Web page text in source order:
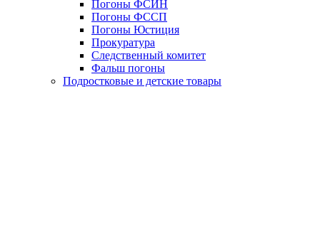
Погоны ФСИН
Погоны ФССП
Погоны Юстиция
Прокуратура
Следственный комитет
Фальш погоны
Подростковые и детские товары